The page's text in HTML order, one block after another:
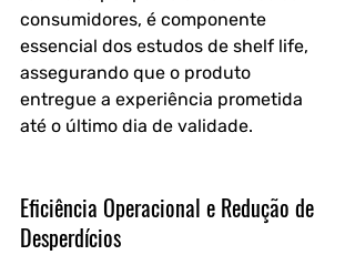
consumidores, é componente
essencial dos estudos de shelf life,
assegurando que o produto
entregue a experiência prometida
até o último dia de validade.
Eficiência Operacional e Redução de
Desperdícios